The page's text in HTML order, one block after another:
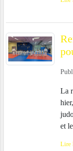
La
et
Lire